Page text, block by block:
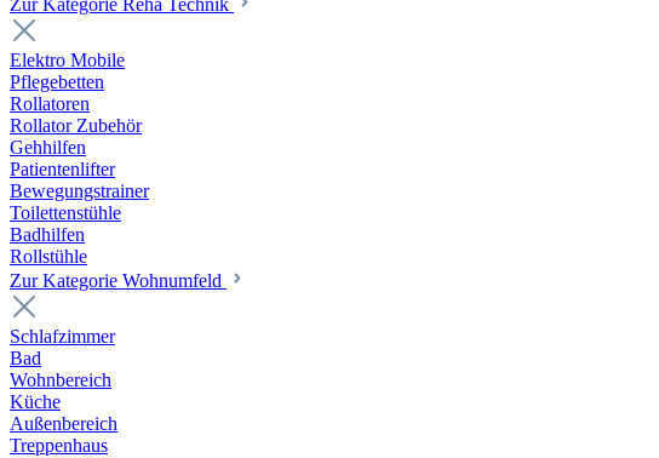
Zur Kategorie Reha Technik
Elektro Mobile
Pflegebetten
Rollatoren
Rollator Zubehör
Gehhilfen
Patientenlifter
Bewegungstrainer
Toilettenstühle
Badhilfen
Rollstühle
Zur Kategorie Wohnumfeld
Schlafzimmer
Bad
Wohnbereich
Küche
Außenbereich
Treppenhaus